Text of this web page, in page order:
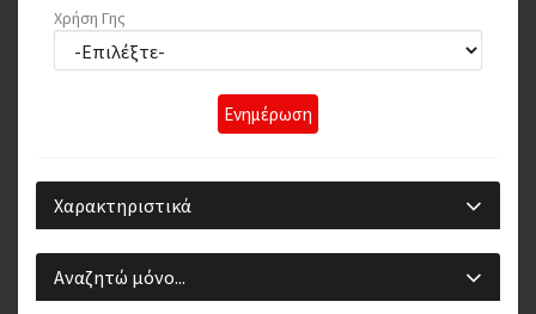
Χρήση Γης
Ενημέρωση
Χαρακτηριστικά
Αναζητώ μόνο...